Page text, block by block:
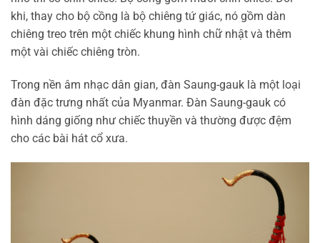
khi, thay cho bộ cồng là bộ chiêng tứ giác, nó gồm dàn
chiêng treo trên một chiếc khung hình chữ nhật và thêm
một vài chiếc chiêng tròn.
Trong nền âm nhạc dân gian, đàn Saung-gauk là một loại
đàn đặc trưng nhất của Myanmar. Đàn Saung-gauk có
hình dáng giống như chiếc thuyền và thường được đệm
cho các bài hát cổ xưa.